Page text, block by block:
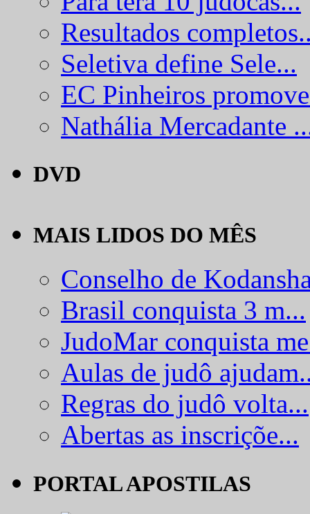
Resultados
Seletiva define Sele...
EC Pinheiros
Nathália Mercadante
DVD
MAIS LIDOS DO MÊS
Conselho de
Brasil conquista 3 m...
JudoMar conquista
Aulas de judô
Regras do judô volta...
Abertas as inscriçõe...
PORTAL APOSTILAS